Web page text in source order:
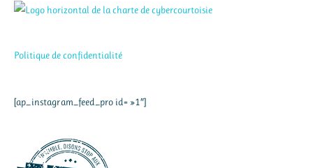
Politique de confidentialité
[ap_instagram_feed_pro id= »1″]